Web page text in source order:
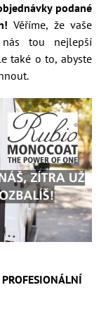
podané
Věříme, že vaše
tou nejlepší
také o to, abyste